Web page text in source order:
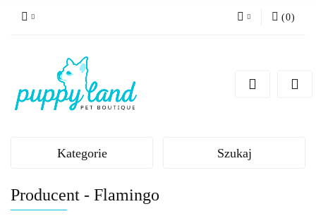
(0)
Kategorie Szukaj
Producent - Flamingo